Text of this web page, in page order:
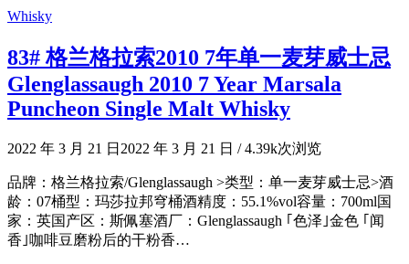
Whisky
83# 格兰格拉索2010 7年单一麦芽威士忌
Glenglassaugh 2010 7 Year Marsala
Puncheon Single Malt Whisky
2022 年 3 月 21 日 2022 年 3 月 21 日 /4.39k次浏览
品牌：格兰格拉索/Glenglassaugh >类型：单一麦芽威士忌>酒
龄：07桶型：玛莎拉邦穹桶酒精度：55.1%vol容量：700ml国
家：英国产区：斯佩塞酒厂：Glenglassaugh ｢色泽｣金色 ｢闻
香｣咖啡豆磨粉后的干粉香…